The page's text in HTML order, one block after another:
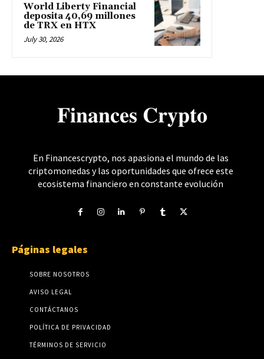
World Liberty Financial
deposita 40,69 millones
de TRX en HTX
July 30, 2026
𝐅𝐢𝐧𝐚𝐧𝐜𝐞𝐬 𝐂𝐫𝐲𝐩𝐭𝐨
En Financescrypto, nos apasiona el mundo de las
criptomonedas y las oportunidades que ofrece este
ecosistema financiero en constante evolución
Páginas legales
SOBRE NOSOTROS
AVISO LEGAL
CONTÁCTANOS
POLÍTICA DE PRIVACIDAD
TÉRMINOS DE SERVICIO